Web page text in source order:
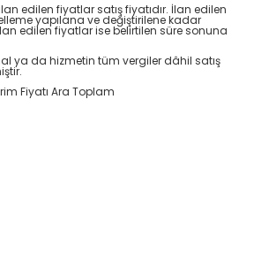
edilen fiyatlar satış fiyatıdır. İlan edilen
yapılana ve değiştirilene kadar
edilen fiyatlar ise belirtilen süre sonuna
ya da hizmetin tüm vergiler dâhil satış
Fiyatı Ara Toplam